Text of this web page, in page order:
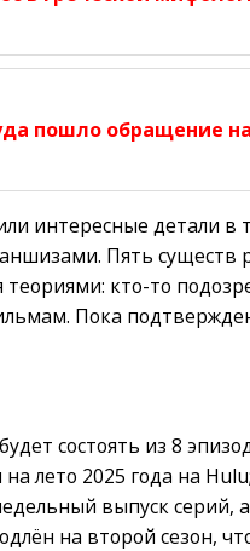
пошло обращение
интересные детали
Пять
кто-то
Пока
состоять из 8
лето 2025 года на Hulu;
выпуск серий, а
на второй сезон,